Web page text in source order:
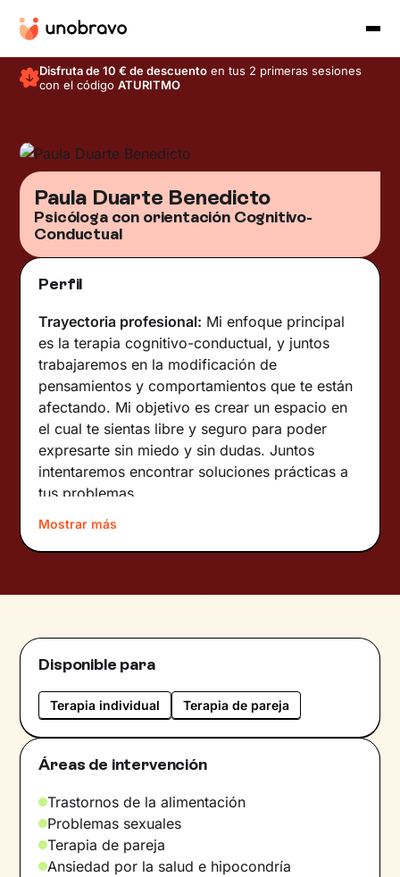
Disfruta de 10 € de descuento en tus 2 primeras sesiones
con el códigoATURITMO
Paula Duarte Benedicto
Psicóloga con orientación Cognitivo-
Conductual
Perfil
Trayectoria profesional: Mi enfoque principal
es la terapia cognitivo-conductual, y juntos
trabajaremos en la modificación de
pensamientos y comportamientos que te están
afectando. Mi objetivo es crear un espacio en
el cual te sientas libre y seguro para poder
expresarte sin miedo y sin dudas. Juntos
intentaremos encontrar soluciones prácticas a
tus problemas.
Sobre mí:Me considero un persona empática,
cercana y comprometida con el bienestar de
Mostrar más
Disponible para
Terapia individual Terapia de pareja
Áreas de intervención
Trastornos de la alimentación
Problemas sexuales
Terapia de pareja
Ansiedad por la salud e hipocondría